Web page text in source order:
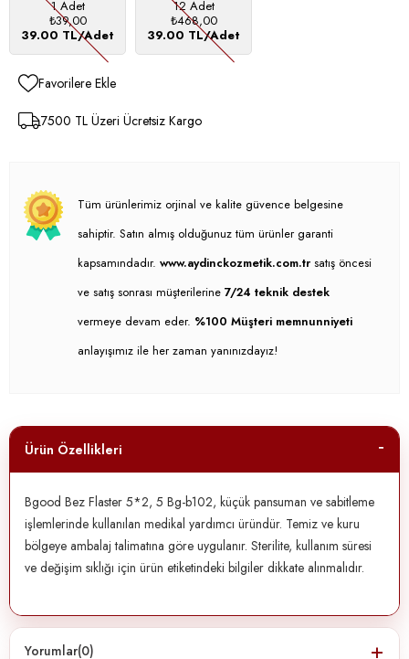
1 Adet
₺39,00
39.00 TL/Adet
12 Adet
₺468,00
39.00 TL/Adet
Favorilere Ekle
7500 TL Üzeri Ücretsiz Kargo
Tüm ürünlerimiz orjinal ve kalite güvence belgesine
sahiptir. Satın almış olduğunuz tüm ürünler garanti
kapsamındadır. www.aydinckozmetik.com.tr satış öncesi
ve satış sonrası müşterilerine 7/24 teknik destek
vermeye devam eder. %100 Müşteri memnunniyeti
anlayışımız ile her zaman yanınızdayız!
Ürün Özellikleri
Bgood Bez Flaster 5*2, 5 Bg-b102, küçük pansuman ve sabitleme
işlemlerinde kullanılan medikal yardımcı üründür. Temiz ve kuru
bölgeye ambalaj talimatına göre uygulanır. Sterilite, kullanım süresi
ve değişim sıklığı için ürün etiketindeki bilgiler dikkate alınmalıdır.
Yorumlar(0)